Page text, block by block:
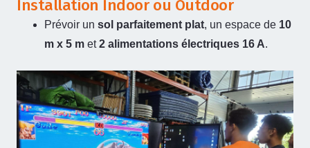
Installation Indoor ou Outdoor
Prévoir un sol parfaitement plat, un espace de 10
m x 5 m et2 alimentations électriques 16 A.